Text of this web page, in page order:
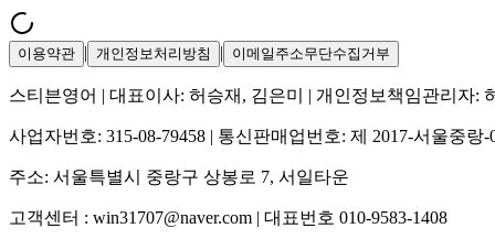
이용약관 | 개인정보처리방침 | 이메일주소무단수집거부
스티븐영어 | 대표이사: 허승재, 김은미 | 개인정보책임관리자:
사업자번호: 315-08-79458 | 통신판매업번호: 제 2017-서울중랑-
주소: 서울특별시 중랑구 상봉로 7, 서일타운
고객센터 : win31707@naver.com | 대표번호 010-9583-1408